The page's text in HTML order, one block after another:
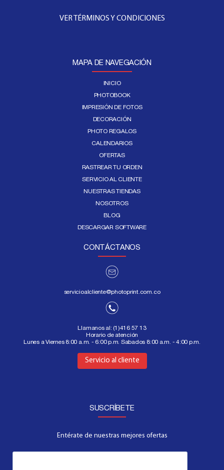
VER TÉRMINOS Y CONDICIONES
MAPA DE NAVEGACIÓN
INICIO
PHOTOBOOK
IMPRESIÓN DE FOTOS
DECORACIÓN
PHOTO REGALOS
CALENDARIOS
OFERTAS
RASTREAR TU ORDEN
SERVICIO AL CLIENTE
NUESTRAS TIENDAS
NOSOTROS
BLOG
DESCARGAR SOFTWARE
CONTÁCTANOS
servicioalcliente@photoprint.com.co
Llamanos al: (1)416 57 13
Horario de atención
Lunes a Viernes 8:00 a.m. - 6:00 p.m. Sabados 8:00 a.m. - 4:00 p.m.
Servicio al cliente
Aquí
SUSCRÍBETE
Entérate de nuestras mejores ofertas